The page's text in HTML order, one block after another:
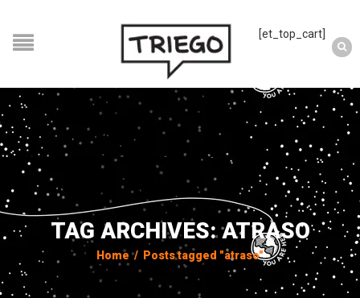
[et_top_cart]
TAG ARCHIVES: ATRASO
Home / Posts tagged "atraso"